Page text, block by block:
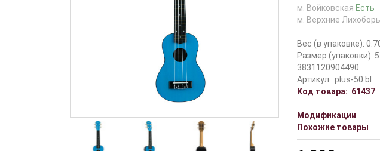
м. Войковская Есть
м. Верхние
Вес (в упаковке):
Размер (упаковки):
3831120904490
Артикул: plus-50 bl
Код товара: 61437
Модификации
Похожие товары